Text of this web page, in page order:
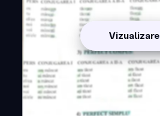
Vizualizare